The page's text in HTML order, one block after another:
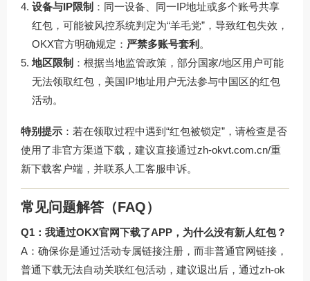
设备与IP限制 ：同一设备、同一IP地址或多个账号共享
红包，可能被风控系统判定为“羊毛党”，导致红包失效，
OKX官方明确规定： 严禁多账号套利 。
地区限制 ：根据当地监管政策，部分国家/地区用户可能
无法领取红包，美国IP地址用户无法参与中国区的红包
活动。
特别提示 ：若在领取过程中遇到“红包被锁定”，请检查是否
使用了非官方渠道下载，建议直接通过zh-okvt.com.cn/重
新下载客户端，并联系人工客服申诉。
常见问题解答（FAQ）
Q1：我通过OKX官网下载了APP，为什么没有新人红包？
A：确保你是通过活动专属链接注册，而非普通官网链接，
普通下载无法自动关联红包活动，建议退出后，通过zh-ok